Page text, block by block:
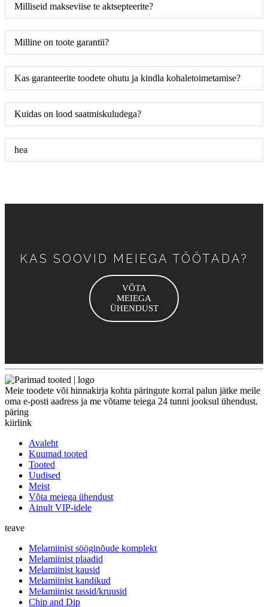
Milliseid makseviise te aktsepteerite?
Milline on toote garantii?
Kas garanteerite toodete ohutu ja kindla kohaletoimetamise?
Kuidas on lood saatmiskuludega?
hea
KAS SOOVID MEIEGA TÖÖTADA?
VÕTA
MEIEGA
ÜHENDUST
Meie toodete või hinnakirja kohta päringute korral palun jätke meile
oma e-posti aadress ja me võtame teiega 24 tunni jooksul ühendust.
päring
kiirlink
Avaleht
Kuumad tooted
Tooted
Uudised
Meist
Võta meiega ühendust
Ainult VIP-idele
teave
Melamiinist sööginõude komplekt
Melamiinist plaadid
Melamiinist kausid
Melamiinist kandikud
Melamiinist tassid/kruusid
Chip and Dip